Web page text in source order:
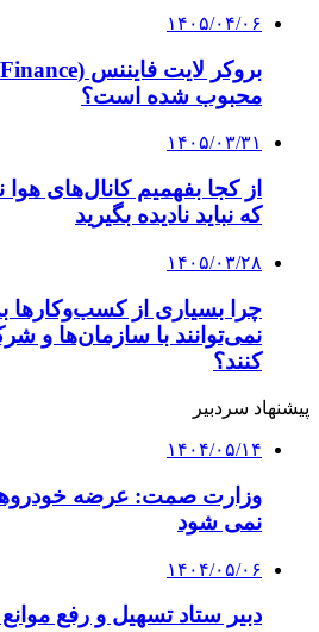
۱۴۰۵/۰۴/۰۶
محبوب شده است؟
۱۴۰۵/۰۳/۳۱
که نباید نادیده بگیرید
۱۴۰۵/۰۳/۲۸
چرا بسیاری از
نمی‌توانند با سازمان‌ها و
کنند؟
پیشنهاد سردبیر
۱۴۰۴/۰۵/۱۴
وزارت صمت: عرضه
نمی شود
۱۴۰۴/۰۵/۰۶
دبیر ستاد تسهیل و رفع